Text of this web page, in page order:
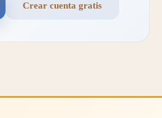
Crear cuenta gratis